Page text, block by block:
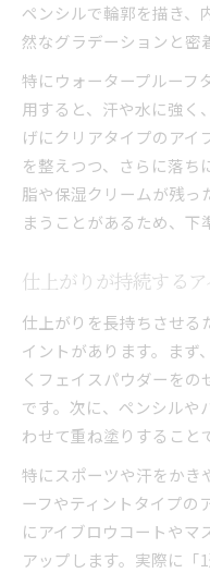
ペンシルで輪郭を描き、
然なグラデーションと密
特にウォータープルーフ
用すると、汗や水に強く
げにクリアタイプのアイ
を整えつつ、さらに落ち
脂や保湿クリームが残っ
まうことがあるため、下
仕上がりが持続する
仕上がりを長持ちさせる
イントがあります。まず
くフェイスパウダーを
です。次に、ペンシルや
わせて重ね塗りすること
特にスポーツや汗をかき
ーフやティントタイプの
にアイブロウコートやマ
アップします。実際に「